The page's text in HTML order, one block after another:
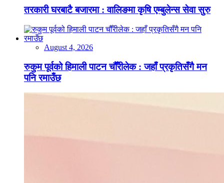
तरकारी घरबाटै बजारमा : वालिङमा कृषि एम्बुलेन्स सेवा सुरु
August 4, 2026
रुकुम पूर्वको हिमाली पाटन चौँरीलेक : जहाँ प्रकृतिसँगै मन
पनि रमाउँछ